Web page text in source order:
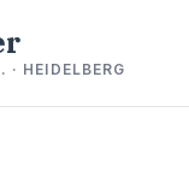
HEIDELBERG